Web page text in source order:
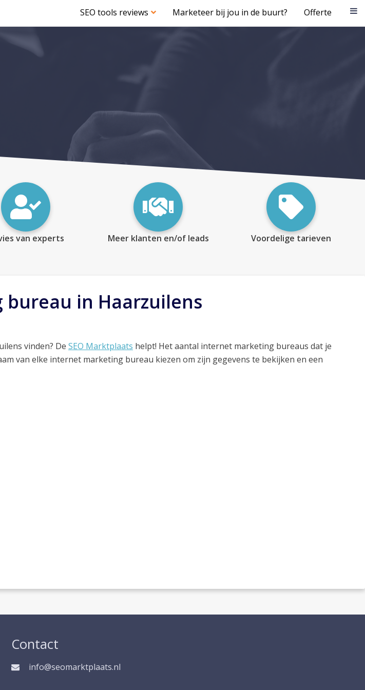
SEO tools reviews Marketeer bij jou in de buurt? Offerte
van experts Meer klanten en/of leads Voordelige tarieven
in Haarzuilens
vinden? De SEO Marktplaats helpt! Het aantal internet marketing bureaus dat je
van elke internet marketing bureau kiezen om zijn gegevens te bekijken en een
Contact
info@seomarktplaats.nl